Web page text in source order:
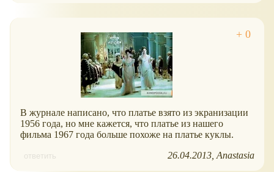
В журнале написано, что платье взято из экранизации
1956 года, но мне кажется, что платье из нашего
фильма 1967 года больше похоже на платье куклы.
ответить 26.04.2013 Anastasia